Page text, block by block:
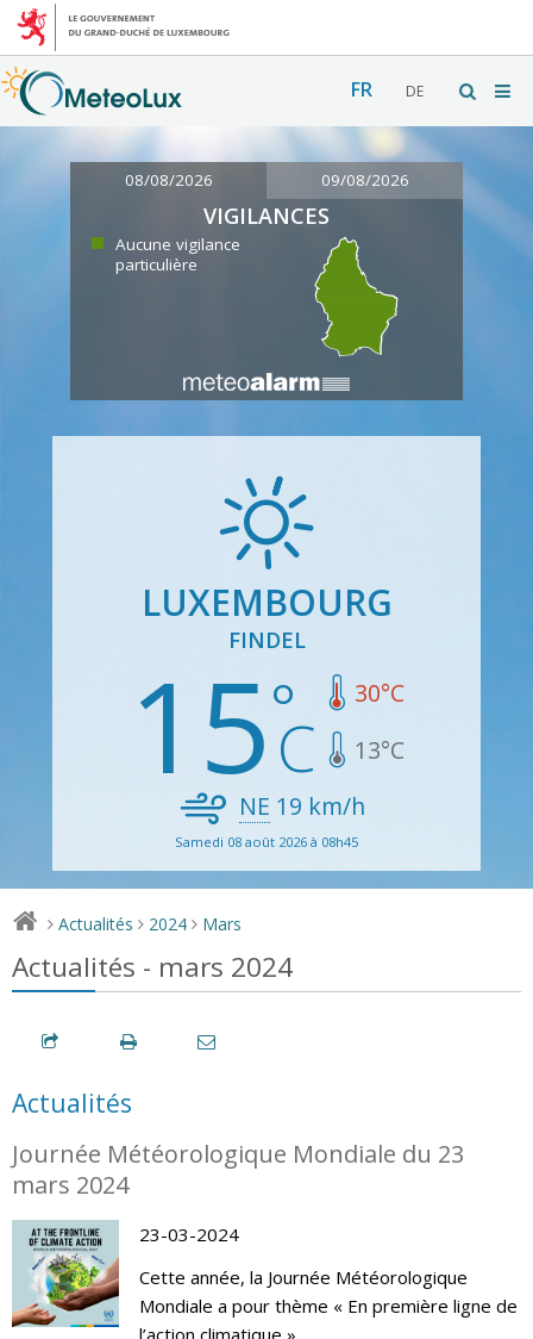
FR DE
08/08/2026 09/08/2026
VIGILANCES
Aucune vigilance
particulière
LUXEMBOURG
FINDEL
15 30°C
13°C
NE 19 km/h
Samedi 08 août 2026 à 08h45
> Actualités > 2024 > Mars
Actualités - mars 2024
Actualités
Journée Météorologique Mondiale du 23
mars 2024
23-03-2024
Cette année, la Journée Météorologique
Mondiale a pour thème « En première ligne de
l’action climatique ».